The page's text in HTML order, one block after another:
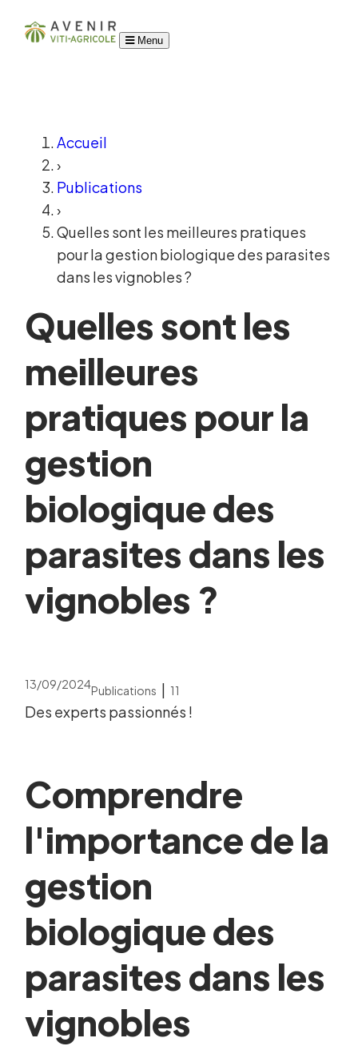
Menu
Accueil
›
Publications
›
Quelles sont les meilleures pratiques
pour la gestion biologique des parasites
dans les vignobles ?
Quelles sont les
meilleures
pratiques pour la
gestion
biologique des
parasites dans les
vignobles ?
13/09/2024Publications | 11
Des experts passionnés !
Comprendre
l'importance de la
gestion
biologique des
parasites dans les
vignobles